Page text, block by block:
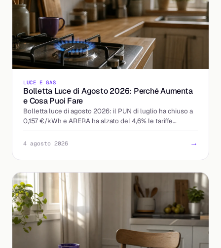
LUCE E GAS
Bolletta Luce di Agosto 2026: Perché Aumenta
e Cosa Puoi Fare
Bolletta luce di agosto 2026: il PUN di luglio ha chiuso a
0,157 €/kWh e ARERA ha alzato del 4,6% le tariffe
tutelate. Chi paga di più e come reagire.
4 agosto 2026 →